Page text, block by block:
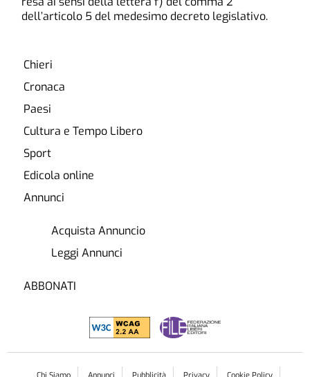
dell’articolo 5 del medesimo decreto legislativo.
Chieri
Cronaca
Paesi
Cultura e Tempo Libero
Sport
Edicola online
Annunci
Acquista Annuncio
Leggi Annunci
ABBONATI